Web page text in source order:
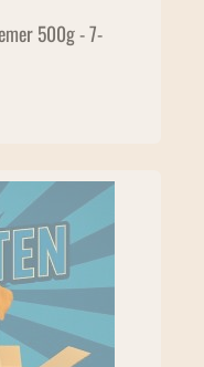
500g - 7-